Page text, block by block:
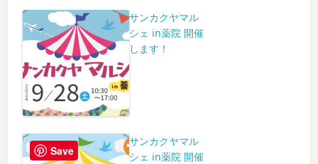
サンカクヤマル
シェ in薬院 開催
します！
サンカクヤマル
シェ in薬院 開催
Save